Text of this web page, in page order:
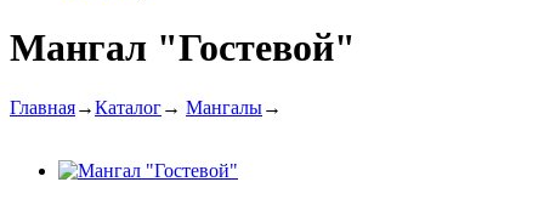
Мангал "Гостевой"
Главная→Каталог→ Мангалы→